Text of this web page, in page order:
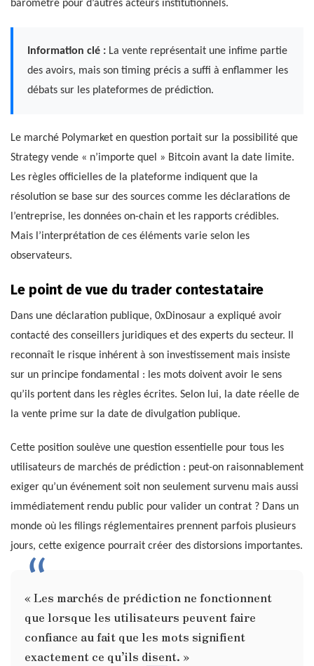
baromètre pour d’autres acteurs institutionnels.
Information clé : La vente représentait une infime partie
des avoirs, mais son timing précis a suffi à enflammer les
débats sur les plateformes de prédiction.
Le marché Polymarket en question portait sur la possibilité que
Strategy vende « n’importe quel » Bitcoin avant la date limite.
Les règles officielles de la plateforme indiquent que la
résolution se base sur des sources comme les déclarations de
l’entreprise, les données on-chain et les rapports crédibles.
Mais l’interprétation de ces éléments varie selon les
observateurs.
Le point de vue du trader contestataire
Dans une déclaration publique, 0xDinosaur a expliqué avoir
contacté des conseillers juridiques et des experts du secteur. Il
reconnaît le risque inhérent à son investissement mais insiste
sur un principe fondamental : les mots doivent avoir le sens
qu’ils portent dans les règles écrites. Selon lui, la date réelle de
la vente prime sur la date de divulgation publique.
Cette position soulève une question essentielle pour tous les
utilisateurs de marchés de prédiction : peut-on raisonnablement
exiger qu’un événement soit non seulement survenu mais aussi
immédiatement rendu public pour valider un contrat ? Dans un
monde où les filings réglementaires prennent parfois plusieurs
jours, cette exigence pourrait créer des distorsions importantes.
« Les marchés de prédiction ne fonctionnent
que lorsque les utilisateurs peuvent faire
confiance au fait que les mots signifient
exactement ce qu’ils disent. »